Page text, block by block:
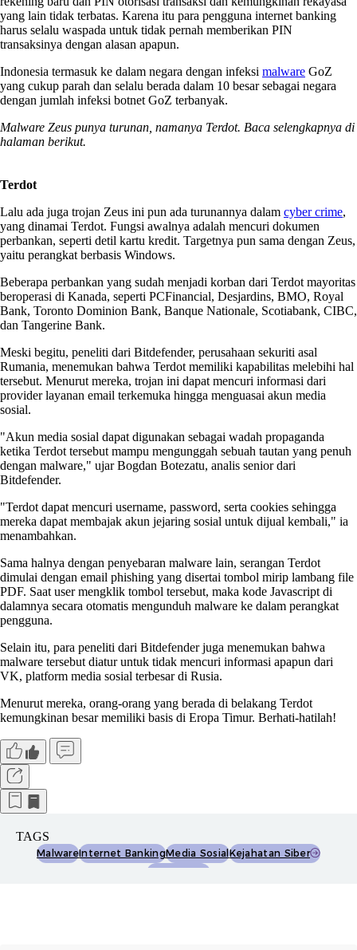
yang lain tidak terbatas. Karena itu para pengguna internet banking
harus selalu waspada untuk tidak pernah memberikan PIN
transaksinya dengan alasan apapun.
Indonesia termasuk ke dalam negara dengan infeksi malware GoZ
yang cukup parah dan selalu berada dalam 10 besar sebagai negara
dengan jumlah infeksi botnet GoZ terbanyak.
Malware Zeus punya turunan, namanya Terdot. Baca selengkapnya di
halaman berikut.
Terdot
Lalu ada juga trojan Zeus ini pun ada turunannya dalam cyber crime,
yang dinamai Terdot. Fungsi awalnya adalah mencuri dokumen
perbankan, seperti detil kartu kredit. Targetnya pun sama dengan Zeus,
yaitu perangkat berbasis Windows.
Beberapa perbankan yang sudah menjadi korban dari Terdot mayoritas
beroperasi di Kanada, seperti PCFinancial, Desjardins, BMO, Royal
Bank, Toronto Dominion Bank, Banque Nationale, Scotiabank, CIBC,
dan Tangerine Bank.
Meski begitu, peneliti dari Bitdefender, perusahaan sekuriti asal
Rumania, menemukan bahwa Terdot memiliki kapabilitas melebihi hal
tersebut. Menurut mereka, trojan ini dapat mencuri informasi dari
provider layanan email terkemuka hingga menguasai akun media
sosial.
"Akun media sosial dapat digunakan sebagai wadah propaganda
ketika Terdot tersebut mampu mengunggah sebuah tautan yang penuh
dengan malware," ujar Bogdan Botezatu, analis senior dari
Bitdefender.
"Terdot dapat mencuri username, password, serta cookies sehingga
mereka dapat membajak akun jejaring sosial untuk dijual kembali," ia
menambahkan.
Sama halnya dengan penyebaran malware lain, serangan Terdot
dimulai dengan email phishing yang disertai tombol mirip lambang file
PDF. Saat user mengklik tombol tersebut, maka kode Javascript di
dalamnya secara otomatis mengunduh malware ke dalam perangkat
pengguna.
Selain itu, para peneliti dari Bitdefender juga menemukan bahwa
malware tersebut diatur untuk tidak mencuri informasi apapun dari
VK, platform media sosial terbesar di Rusia.
Menurut mereka, orang-orang yang berada di belakang Terdot
kemungkinan besar memiliki basis di Eropa Timur. Berhati-hatilah!
TAGS
MalwareInternet BankingMedia SosialKejahatan Siber